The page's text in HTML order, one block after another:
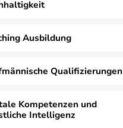
Ausbildung
Qualifizierungen
Kompetenzen und
Intelligenz